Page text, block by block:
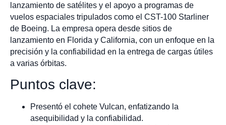
lanzamiento de satélites y el apoyo a programas de
vuelos espaciales tripulados como el CST-100 Starliner
de Boeing. La empresa opera desde sitios de
lanzamiento en Florida y California, con un enfoque en la
precisión y la confiabilidad en la entrega de cargas útiles
a varias órbitas.
Puntos clave:
Presentó el cohete Vulcan, enfatizando la
asequibilidad y la confiabilidad.